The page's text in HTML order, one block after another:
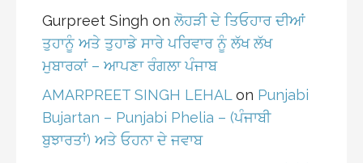
Gurpreet Singh on ਲੋਹੜੀ ਦੇ ਤਿਓਹਾਰ ਦੀਆਂ
ਤੁਹਾਨੂੰ ਅਤੇ ਤੁਹਾਡੇ ਸਾਰੇ ਪਰਿਵਾਰ ਨੂੰ ਲੱਖ ਲੱਖ
ਮੁਬਾਰਕਾਂ – ਆਪਣਾ ਰੰਗਲਾ ਪੰਜਾਬ
AMARPREET SINGH LEHAL on Punjabi
Bujartan – Punjabi Phelia – (ਪੰਜਾਬੀ
ਬੁਝਾਰਤਾਂ) ਅਤੇ ਓਹਨਾ ਦੇ ਜਵਾਬ